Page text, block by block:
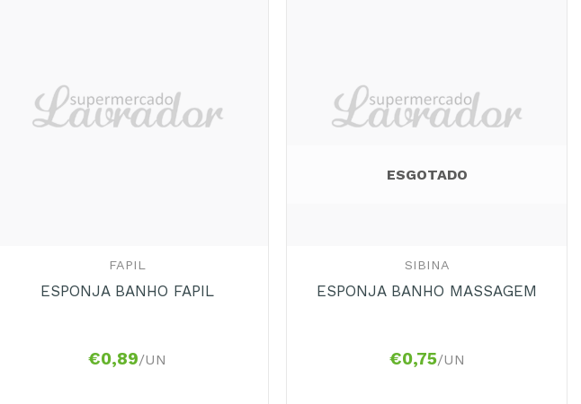
FAPIL
ESPONJA BANHO FAPIL
€0,89/UN
ESGOTADO
SIBINA
ESPONJA BANHO MASSAGEM
€0,75/UN